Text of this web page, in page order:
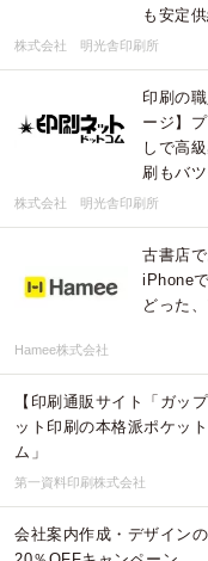
も安定
株式会社 明光舎印刷所
印刷の
ージ】
しで高
刷もバ
株式会社 明光舎印刷所
古書店
iPhone
どった
Hamee株式会社
【印刷通販サイト「ガ
ット印刷の本格派ポケッ
ム」
第一資料印刷株式会社
会社案内作成・デザイン